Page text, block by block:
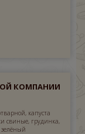
КОМПАНИИ
капуста
свиные, грудинка,
зелёный